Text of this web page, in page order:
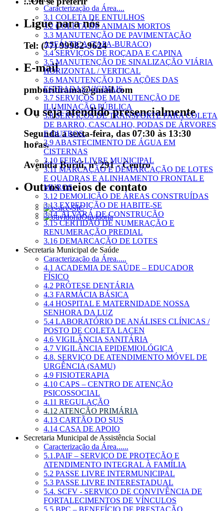
Ligue para nós
Tel: (77) 99982-9624
E-mail
pmburitirama@gmail.com
Ou seja atendido presencialmente
Segunda a sexta-feira, das 07:30 às 13:30
horas.
Avenida Buriti, nº 291 - Centro
Outros meios de contato
e-SIC
Ouvidoria
Caracterização da Área....
3.1 COLETA DE ENTULHOS
3.2 COLETA DE ANIMAIS MORTOS
3.3 MANUTENÇÃO DE PAVIMENTAÇÃO
ASFÁLTICA (TAPA-BURACO)
3.4 SERVIÇOS DE ROÇADA E CAPINA
3.5 MANUTENÇÃO DE SINALIZAÇÃO VIÁRIA
HORIZONTAL / VERTICAL
3.6 MANUTENÇÃO DAS AÇÕES DAS
ESTRADAS VICINAIS
3.7 SERVIÇOS DE MANUTENÇÃO DE
ILUMINAÇÃO PÚBLICA
3.8 SERVIÇOS DE TRANSPORTE PARA COLETA
DE BARRO, CASCALHO, PODAS DE ÁRVORES
E OUTROS.
3.9 ABASTECIMENTO DE ÁGUA EM
CISTERNAS
3.10 FEIRA LIVRE MUNICIPAL
3.11 MARCAÇÃO E DEMARCAÇÃO DE LOTES
E QUADRAS E ALINHAMENTO FRONTAL E
MUROS
3.12 DEMOLIÇÃO DE ÁREAS CONSTRUÍDAS
3.13 EXPEDIÇÃO DE HABITE-SE
3.14. ALVARÁ DE CONSTRUÇÃO
3.15 CERTIDÃO DE NUMERAÇÃO E
RENUMERAÇÃO PREDIAL
3.16 DEMARCAÇÃO DE LOTES
Secretaria Municipal de Saúde
Caracterização da Área.....
4.1 ACADEMIA DE SAÚDE – EDUCADOR
FÍSICO
4.2 PRÓTESE DENTÁRIA
4.3 FARMÁCIA BÁSICA
4.4 HOSPITAL E MATERNIDADE NOSSA
SENHORA DA LUZ
5.4 LABORATÓRIO DE ANÁLISES CLÍNICAS /
POSTO DE COLETA LACEN
4.6 VIGILÂNCIA SANITÁRIA
4.7 VIGILÂNCIA EPIDEMIOLÓGICA
4.8. SERVIÇO DE ATENDIMENTO MÓVEL DE
URGÊNCIA (SAMU)
4.9 FISIOTERAPIA
4.10 CAPS – CENTRO DE ATENÇÃO
PSICOSSOCIAL
4.11 REGULAÇÃO
4.12 ATENÇÃO PRIMÁRIA
4.13 CARTÃO DO SUS
4.14 CASA DE APOIO
Secretaria Municipal de Assistência Social
Caracterização da Área......
5.1.PAIF – SERVIÇO DE PROTEÇÃO E
ATENDIMENTO INTEGRAL À FAMÍLIA
5.2 PASSE LIVRE INTERMUNICIPAL
5.3 PASSE LIVRE INTERESTADUAL
5.4. SCFV - SERVIÇO DE CONVIVÊNCIA DE
FORTALECIMENTOS DE VÍNCULOS